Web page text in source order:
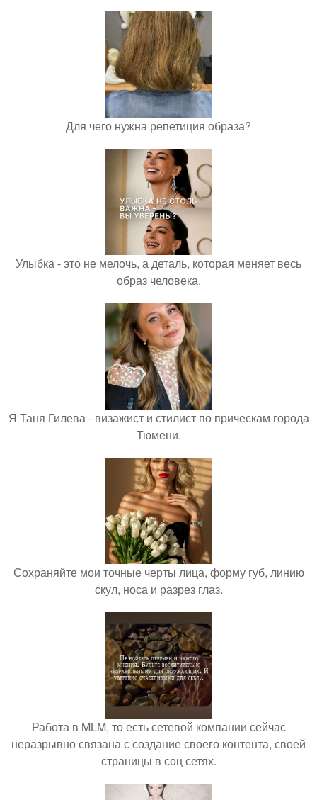
Для чего нужна репетиция образа?
Улыбка - это не мелочь, а деталь, которая меняет весь
образ человека.
Я Таня Гилева - визажист и стилист по прическам города
Тюмени.
Сохраняйте мои точные черты лица, форму губ, линию
скул, носа и разрез глаз.
Работа в MLM, то есть сетевой компании сейчас
неразрывно связана с создание своего контента, своей
страницы в соц сетях.